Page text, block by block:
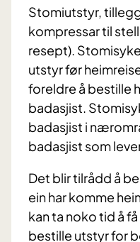
Stomiutstyr,
kompressar til
resept).
utstyr før
foreldre å bestille
badasjist.
badasjist i
badasjist som
Det blir tilrådd å
ein har komme
kan ta noko tid å
bestille utstyr for